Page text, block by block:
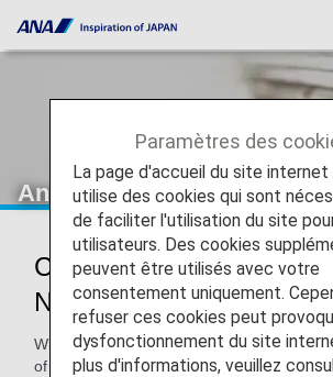
Announcements
Changes to Boarding
November 15, 2021)
With the aim of providing our customers
of mind on flights, we collaborated with the
Paramètres des
La page d'accueil du site internet
utilise des cookies qui sont
de faciliter l'utilisation du site
utilisateurs. Des cookies
peuvent être utilisés avec votre
consentement uniquement.
refuser ces cookies peut
dysfonctionnement du site
plus d'informations, veuillez